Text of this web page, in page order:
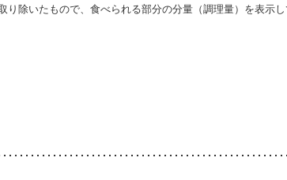
除いたもので、食べられる部分の分量（調理量）を表示し